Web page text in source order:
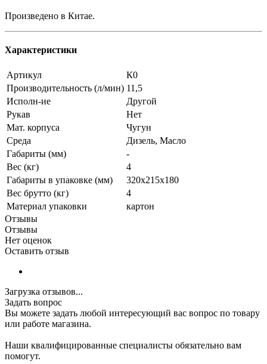
Произведено в Китае.
Характеристики
Артикул
К0
Производительность (л/мин) 11,5
Исполн-ие
Другой
Рукав
Нет
Мат. корпуса
Чугун
Среда
Дизель, Масло
Габариты (мм)
-
Вес (кг)
4
Габариты в упаковке (мм)
320х215х180
Вес брутто (кг)
4
Материал упаковки
картон
Отзывы
Отзывы
Нет оценок
Оставить отзыв
Загрузка отзывов...
Задать вопрос
Вы можете задать любой интересующий вас вопрос по товару
или работе магазина.
Наши квалифицированные специалисты обязательно вам
помогут.